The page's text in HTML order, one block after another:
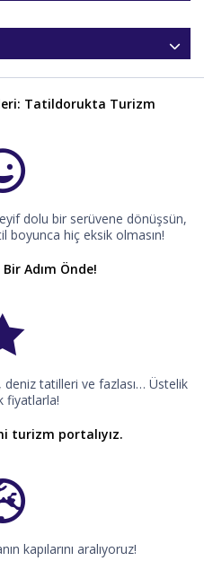
Tatildorukta Turizm
dolu bir serüvene dönüşsün,
boyunca hiç eksik olmasın!
Adım Önde!
deniz tatilleri ve fazlası… Üstelik
fiyatlarla!
turizm portalıyız.
kapılarını aralıyoruz!